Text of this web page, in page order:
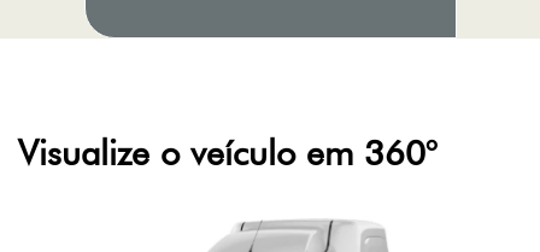
Visualize o veículo em 360°